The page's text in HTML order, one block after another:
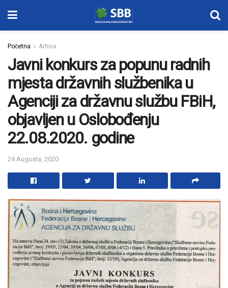
Početna Arhiva
Javni konkurs za popunu radnih
mjesta državnih službenika u
Agenciji za državnu službu FBiH,
objavljen u Oslobođenju
22.08.2020. godine
24 Augusta, 2020